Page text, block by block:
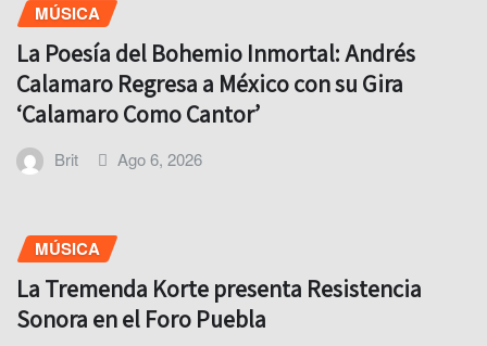
MÚSICA
La Poesía del Bohemio Inmortal: Andrés
Calamaro Regresa a México con su Gira
‘Calamaro Como Cantor’
Brit Ago 6, 2026
MÚSICA
La Tremenda Korte presenta Resistencia
Sonora en el Foro Puebla